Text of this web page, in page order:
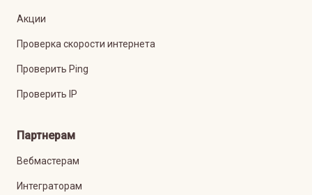
Акции
Проверка скорости интернета
Проверить Ping
Проверить IP
Партнерам
Вебмастерам
Интеграторам